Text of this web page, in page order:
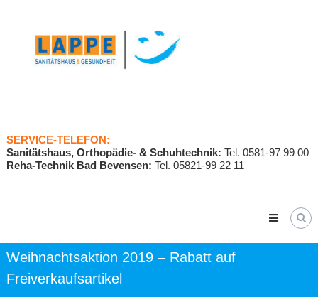
SERVICE-TELEFON:
Sanitätshaus, Orthopädie- & Schuhtechnik: Tel. 0581-97 99 00
Reha-Technik Bad Bevensen: Tel. 05821-99 22 11
Weihnachtsaktion 2019 – Rabatt auf
Freiverkaufsartikel